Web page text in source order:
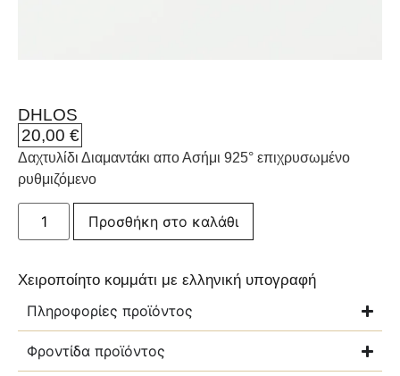
DHLOS
20,00 €
Δαχτυλίδι Διαμαντάκι απο Ασήμι 925° επιχρυσωμένο
ρυθμιζόμενο
Προσθήκη στο καλάθι
Χειροποίητο κομμάτι με ελληνική υπογραφή
Πληροφορίες προϊόντος
Φροντίδα προϊόντος